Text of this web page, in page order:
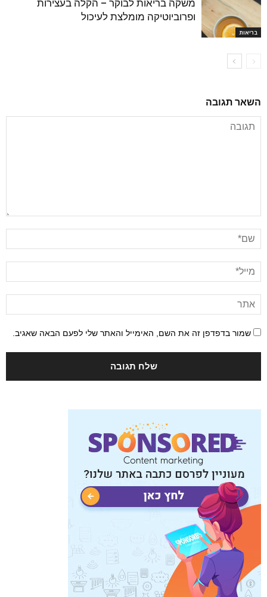
בריאות
משקה בריאות לבוקר – הקלה בעצירות
ופרוביוטיקה מומלצת לעיכול
השאר תגובה
שמור בדפדפן זה את השם, האימייל והאתר שלי לפעם הבאה שאגיב.